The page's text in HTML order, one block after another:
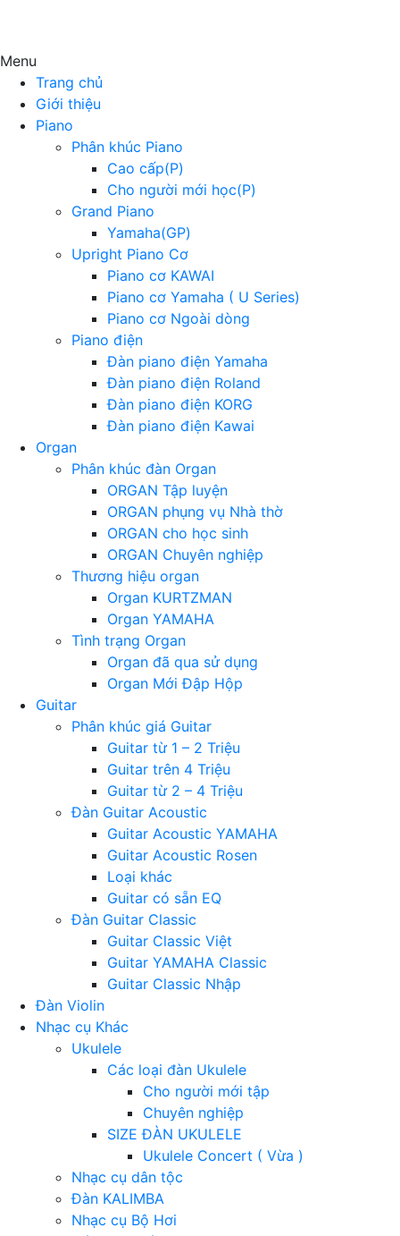
Menu
Trang chủ
Giới thiệu
Piano
Phân khúc Piano
Cao cấp(P)
Cho người mới học(P)
Grand Piano
Yamaha(GP)
Upright Piano Cơ
Piano cơ KAWAI
Piano cơ Yamaha ( U Series)
Piano cơ Ngoài dòng
Piano điện
Đàn piano điện Yamaha
Đàn piano điện Roland
Đàn piano điện KORG
Đàn piano điện Kawai
Organ
Phân khúc đàn Organ
ORGAN Tập luyện
ORGAN phụng vụ Nhà thờ
ORGAN cho học sinh
ORGAN Chuyên nghiệp
Thương hiệu organ
Organ KURTZMAN
Organ YAMAHA
Tình trạng Organ
Organ đã qua sử dụng
Organ Mới Đập Hộp
Guitar
Phân khúc giá Guitar
Guitar từ 1 – 2 Triệu
Guitar trên 4 Triệu
Guitar từ 2 – 4 Triệu
Đàn Guitar Acoustic
Guitar Acoustic YAMAHA
Guitar Acoustic Rosen
Loại khác
Guitar có sẵn EQ
Đàn Guitar Classic
Guitar Classic Việt
Guitar YAMAHA Classic
Guitar Classic Nhập
Đàn Violin
Nhạc cụ Khác
Ukulele
Các loại đàn Ukulele
Cho người mới tập
Chuyên nghiệp
SIZE ĐÀN UKULELE
Ukulele Concert ( Vừa )
Nhạc cụ dân tộc
Đàn KALIMBA
Nhạc cụ Bộ Hơi